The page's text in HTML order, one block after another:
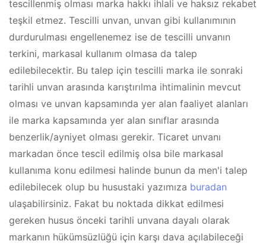
tescillenmiş olması marka hakkı ihlali ve haksız rekabet
teşkil etmez. Tescilli unvan, unvan gibi kullanımının
durdurulması engellenemez ise de tescilli unvanın
terkini, markasal kullanım olmasa da talep
edilebilecektir. Bu talep için tescilli marka ile sonraki
tarihli unvan arasında karıştırılma ihtimalinin mevcut
olması ve unvan kapsamında yer alan faaliyet alanları
ile marka kapsamında yer alan sınıflar arasında
benzerlik/ayniyet olması gerekir. Ticaret unvanı
markadan önce tescil edilmiş olsa bile markasal
kullanıma konu edilmesi halinde bunun da men'i talep
edilebilecek olup bu husustaki yazımıza buradan
ulaşabilirsiniz. Fakat bu noktada dikkat edilmesi
gereken husus önceki tarihli unvana dayalı olarak
markanın hükümsüzlüğü için karşı dava açılabileceği